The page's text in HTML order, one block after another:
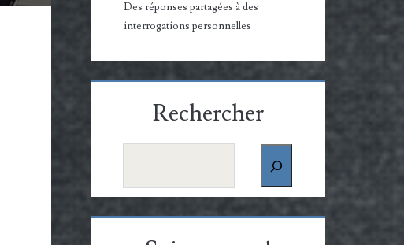
Des réponses partagées à des
interrogations personnelles
Rechercher